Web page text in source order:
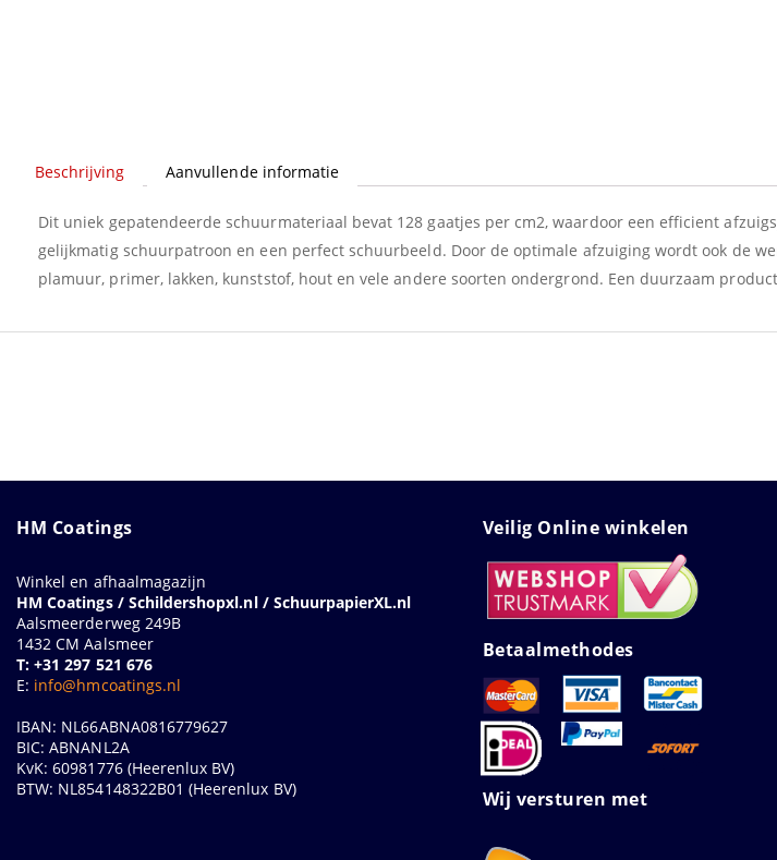
Beschrijving Aanvullende informatie
Dit uniek gepatendeerde schuurmateriaal bevat 128 gaatjes per cm2, waardoor een efficient
gelijkmatig schuurpatroon en een perfect schuurbeeld. Door de optimale afzuiging wordt ook de
plamuur, primer, lakken, kunststof, hout en vele andere soorten ondergrond. Een duurzaam
HM Coatings
Winkel en afhaalmagazijn
HM Coatings / Schildershopxl.nl / SchuurpapierXL.nl
Aalsmeerderweg 249B
1432 CM Aalsmeer
T: +31 297 521 676
E: info@hmcoatings.nl
IBAN: NL66ABNA0816779627
BIC: ABNANL2A
KvK: 60981776 (Heerenlux BV)
BTW: NL854148322B01 (Heerenlux BV)
Veilig Online winkelen
Betaalmethodes
Wij versturen met